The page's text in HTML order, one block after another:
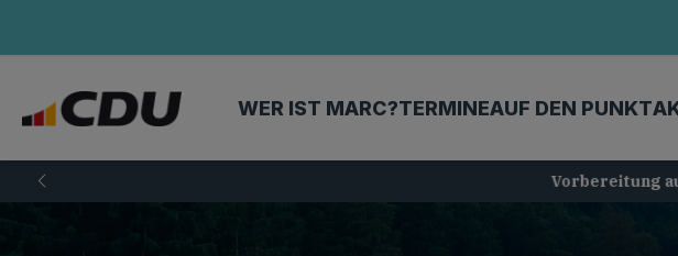
WER IST MARC?TERMINEAUF DEN PUNKT
Vorbereitung auf